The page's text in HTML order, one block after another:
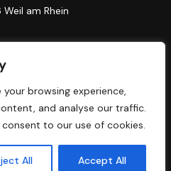
browsing experience,
and analyse our traffic.
to our use of cookies.
All Accept All
am Rhein
Luzern
L